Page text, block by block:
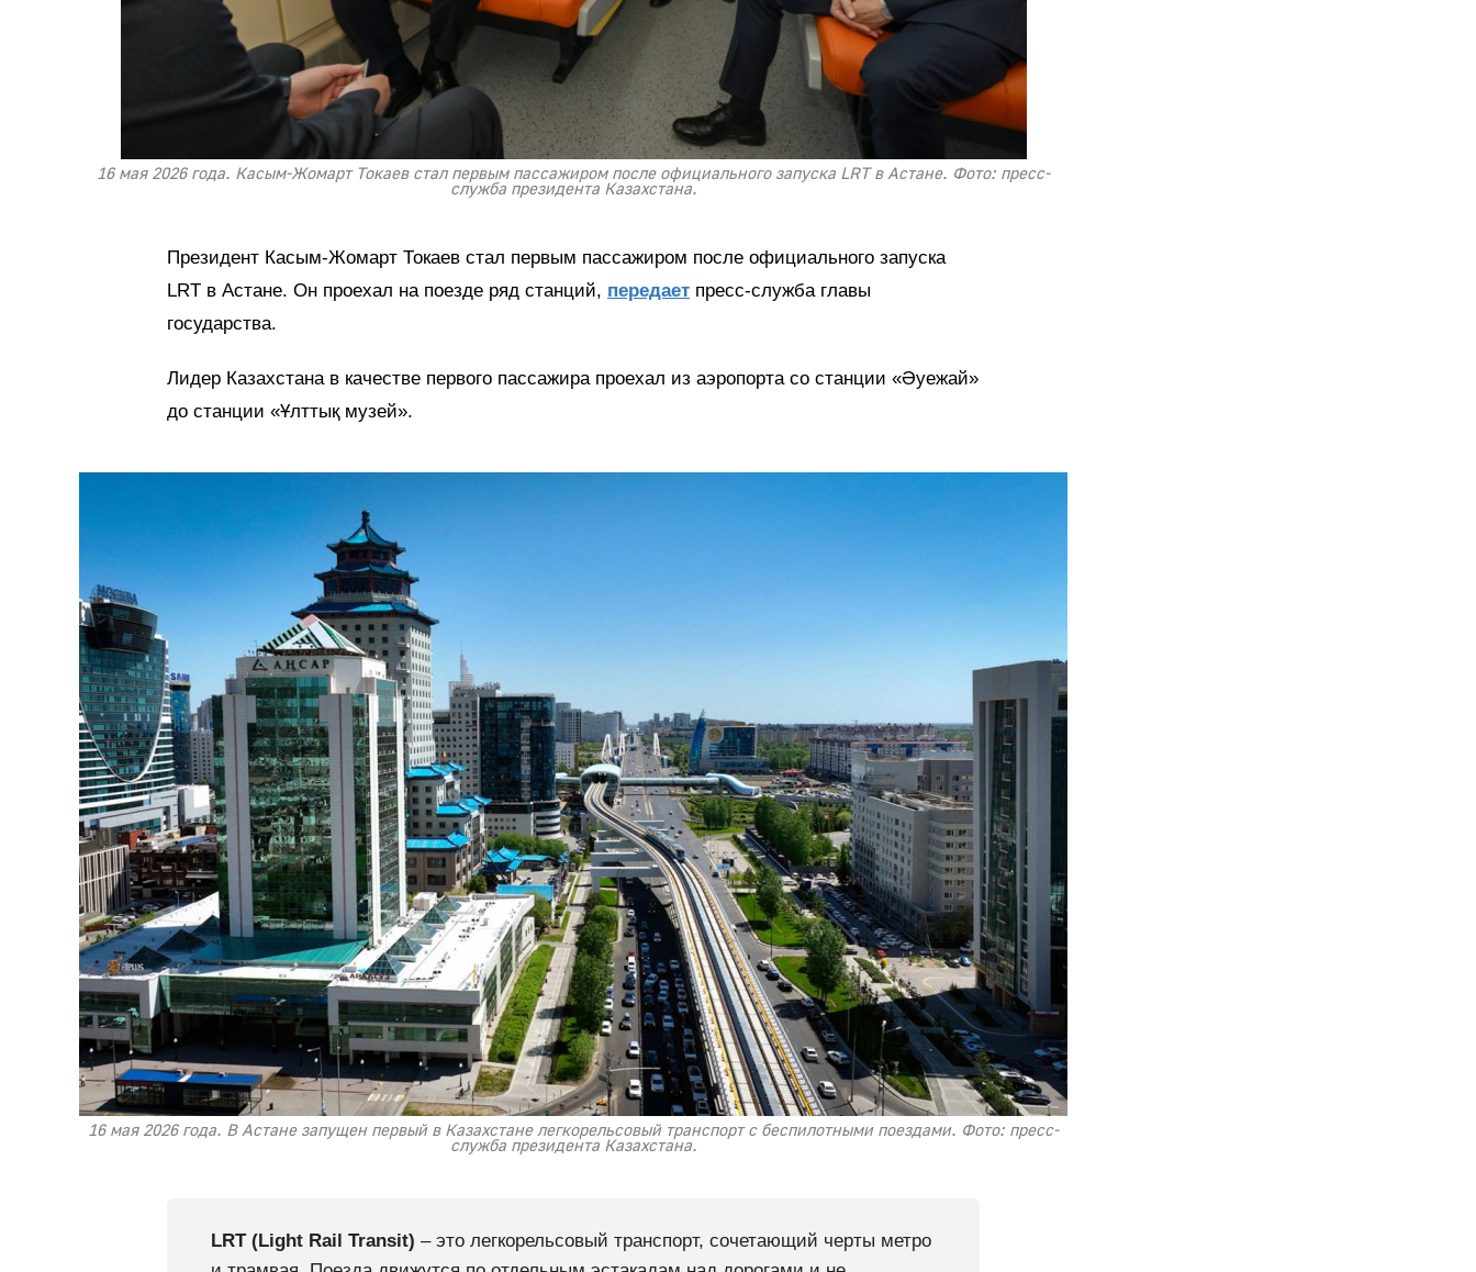
16 мая 2026 года. Касым-Жомарт Токаев стал первым пассажиром после официального запуска LRT в Астане. Фото: пресс-
служба президента Казахстана.
Президент Касым-Жомарт Токаев стал первым пассажиром после официального запуска
LRT в Астане. Он проехал на поезде ряд станций, передает пресс-служба главы
государства.
Лидер Казахстана в качестве первого пассажира проехал из аэропорта со станции «Әуежай»
до станции «Ұлттық музей».
16 мая 2026 года. В Астане запущен первый в Казахстане легкорельсовый транспорт с беспилотными поездами. Фото: пресс-
служба президента Казахстана.
LRT (Light Rail Transit) – это легкорельсовый транспорт, сочетающий черты метро